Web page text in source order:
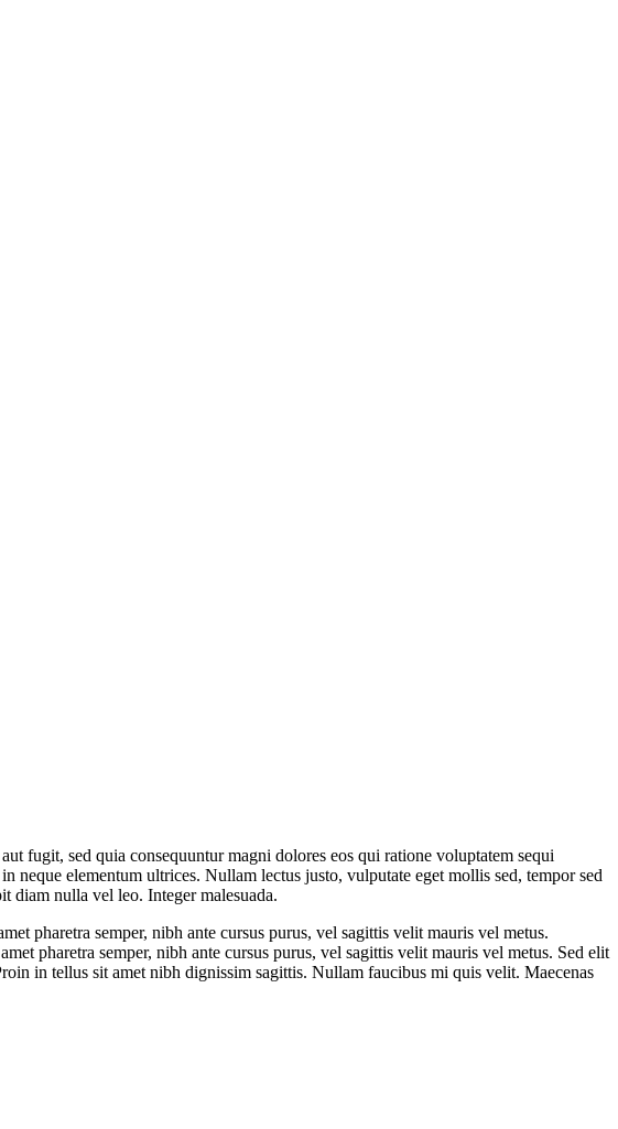
fugit, sed quia consequuntur magni dolores eos qui ratione voluptatem sequi
neque elementum ultrices. Nullam lectus justo, vulputate eget mollis sed, tempor sed
diam nulla vel leo. Integer malesuada.
pharetra semper, nibh ante cursus purus, vel sagittis velit mauris vel metus.
pharetra semper, nibh ante cursus purus, vel sagittis velit mauris vel metus. Sed elit
in tellus sit amet nibh dignissim sagittis. Nullam faucibus mi quis velit. Maecenas